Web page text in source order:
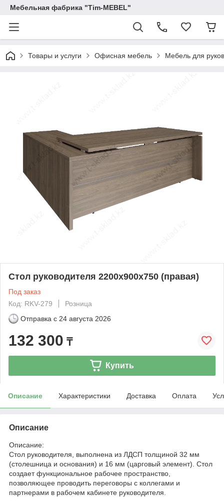
Мебельная фабрика "Tim-MEBEL"
Товары и услуги Офисная мебель Мебель для
Стол руководителя 2200х900х750 (правая)
Под заказ
Код: RKV-279
Розница
Отправка с 24 августа 2026
132 300 ₸
Купить
Описание Характеристики Доставка Оплата
Описание
Описание:
Стол руководителя, выполнена из ЛДСП толщиной 32 мм
(столешница и основания) и 16 мм (царговый элемент). Стол
создает функциональное рабочее пространство,
позволяющее проводить переговоры с коллегами и
партнерами в рабочем кабинете руководителя.